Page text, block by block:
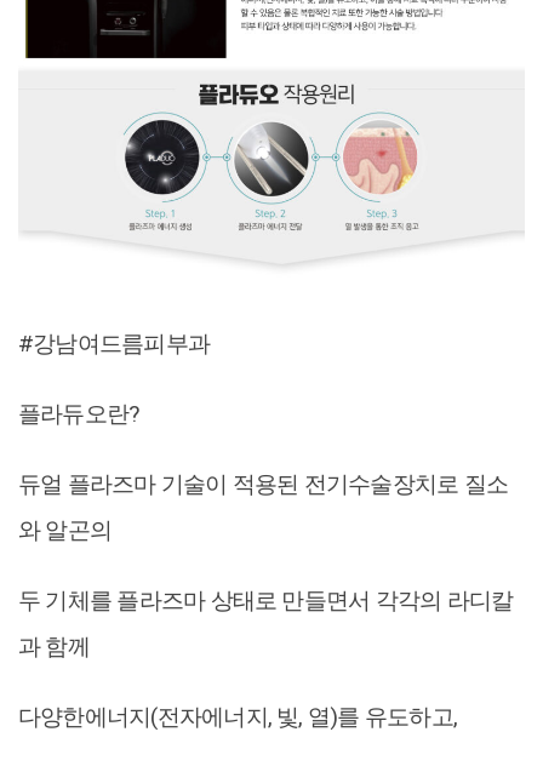
#강남여드름피부과
플라듀오란?
듀얼 플라즈마 기술이 적용된 전기수술장치로 질소
와 알곤의
두 기체를 플라즈마 상태로 만들면서 각각의 라디칼
과 함께
다양한에너지(전자에너지, 빛, 열)를 유도하고,